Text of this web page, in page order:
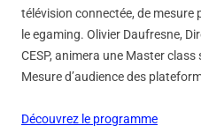
télévision connectée, de mesure
le egaming. Olivier Daufresne,
CESP, animera une Master class
Mesure d’audience des
Découvrez le programme